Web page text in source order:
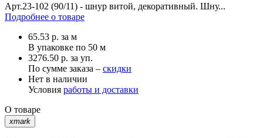
Арт.23-102 (90/11) - шнур витой, декоративный. Шну...
Подробнее о товаре
65.53 р. за м
В упаковке по 50 м
3276.50 р. за уп.
По сумме заказа – скидки
Нет в наличии
Условия работы и доставки
О товаре
xmark